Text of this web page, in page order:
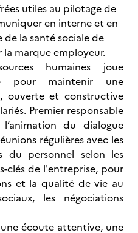
utiles au pilotage de
en interne et en
la santé sociale de
marque employeur.
humaines joue
pour maintenir une
ouverte et constructive
Premier responsable
du dialogue
régulières avec les
du personnel selon les
clés de l'entreprise, pour
et la qualité de vie au
les négociations
écoute attentive, une